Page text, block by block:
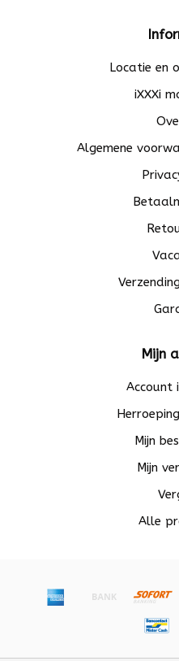
Locatie en
iXXXi
Algemene
Mijn
Account
Mijn
Mijn
Alle